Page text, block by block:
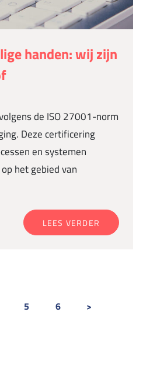
handen: wij zijn
de ISO 27001-norm
Deze certificering
en systemen
het gebied van
LEES VERDER
5 6 >